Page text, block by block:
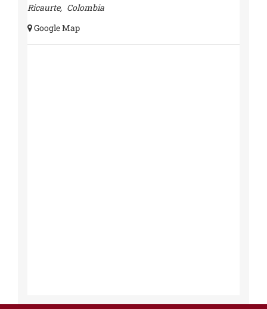
Ricaurte, Colombia
+ Google Map